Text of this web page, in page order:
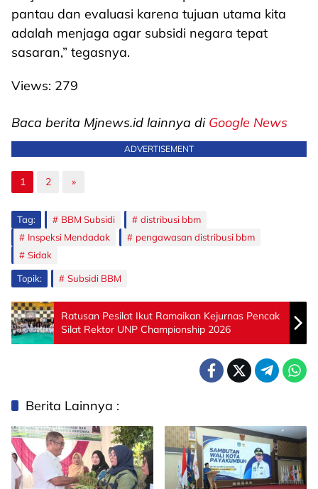
pantau dan evaluasi karena tujuan utama kita
adalah menjaga agar subsidi negara tepat
sasaran,” tegasnya.
Views: 279
Baca berita Mjnews.id lainnya di Google News
ADVERTISEMENT
1 2 »
Tag: BBM Subsidi
distribusi bbm
Inspeksi Mendadak
pengawasan distribusi bbm
Sidak
Topik: Subsidi BBM
Ratusan Pesilat Ikut Ramaikan Kejurnas Pencak
Silat Rektor UNP Championship 2026
Berita Lainnya :